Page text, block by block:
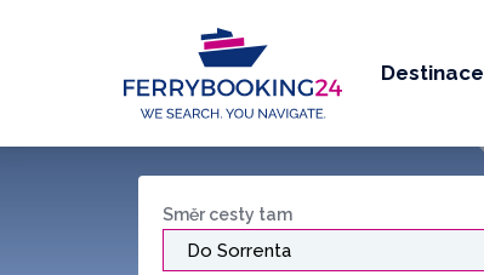
Destinace
Směr cesty tam